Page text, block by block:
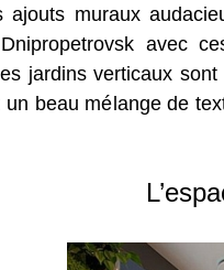
ajouts muraux
avec
jardins verticaux
beau mélange de